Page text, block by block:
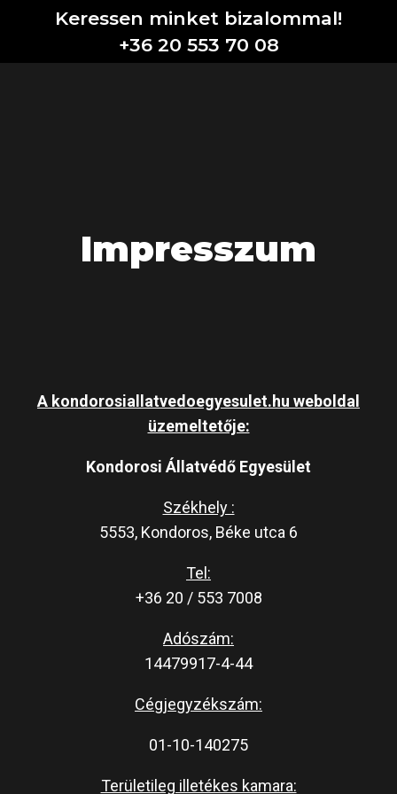
Keressen minket bizalommal!
+36 20 553 70 08
Impresszum
A kondorosiallatvedoegyesulet.hu weboldal
üzemeltetője:
Kondorosi Állatvédő Egyesület
Székhely :
5553, Kondoros, Béke utca 6
Tel:
+36 20 / 553 7008
Adószám:
14479917-4-44
Cégjegyzékszám:
01-10-140275
Területileg illetékes kamara: